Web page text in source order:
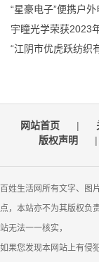
“星豪电子”便携户
宇瞳光学荣获2023
“江阴市优虎跃纺
网站首页 |
版权声明
|
百姓生活网所有文字、图
点，本站亦不为其版权负
站无法一一核实，
如果您发现本网站上有侵